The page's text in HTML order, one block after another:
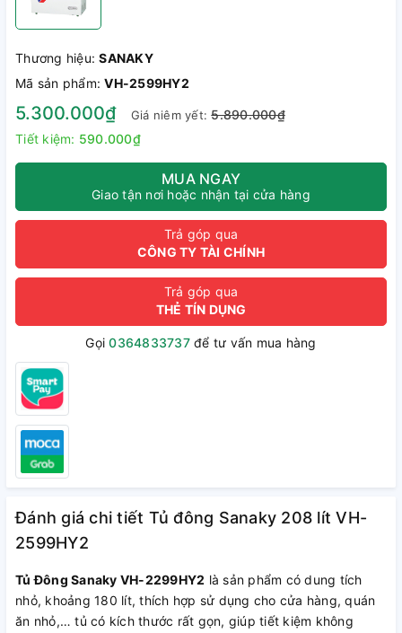
Thương hiệu:SANAKY
Mã sản phẩm:VH-2599HY2
5.300.000₫ Giá niêm yết:5.890.000₫
Tiết kiệm: 590.000₫
MUA NGAY
Giao tận nơi hoặc nhận tại cửa hàng
Trả góp qua
CÔNG TY TÀI CHÍNH
Trả góp qua
THẺ TÍN DỤNG
Gọi0364833737để tư vấn mua hàng
Đánh giá chi tiết Tủ đông Sanaky 208 lít VH-
2599HY2
Tủ Đông Sanaky VH-2299HY2 là sản phẩm có dung tích
nhỏ, khoảng 180 lít, thích hợp sử dụng cho cửa hàng, quán
ăn nhỏ,… tủ có kích thước rất gọn, giúp tiết kiệm không